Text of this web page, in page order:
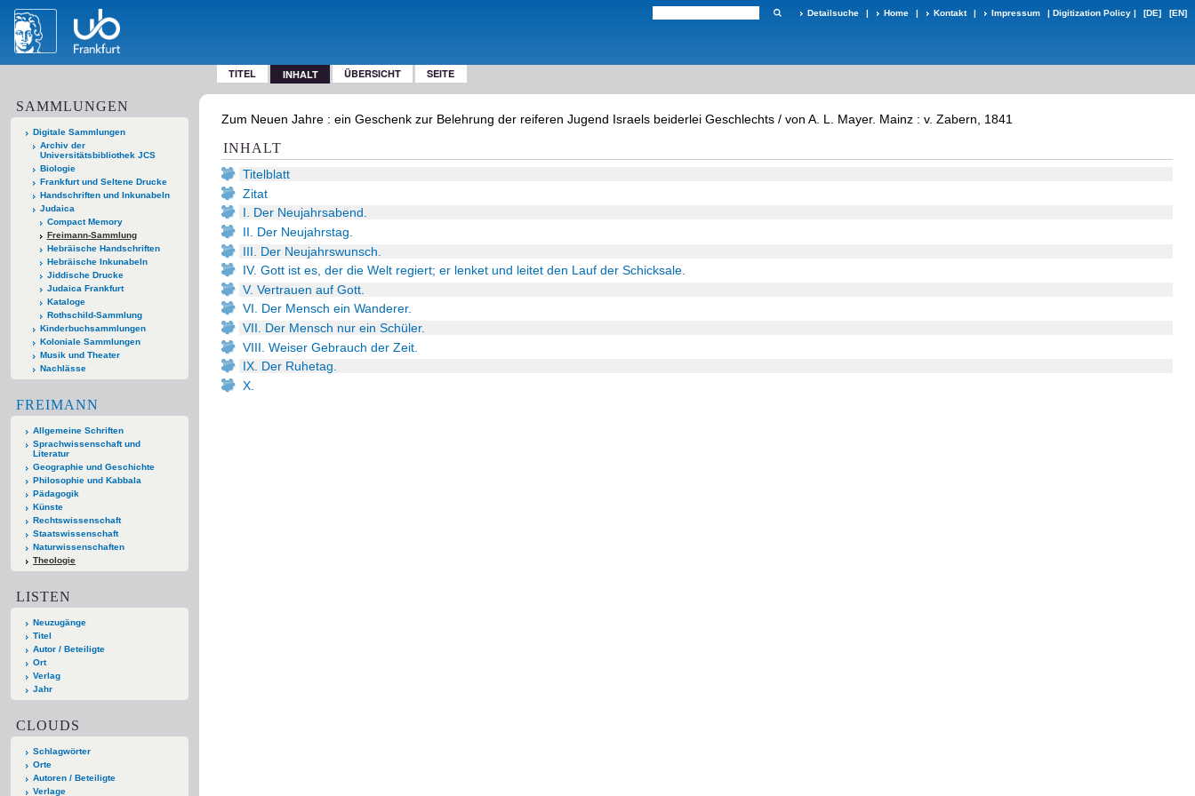
Detailsuche | Home | Kontakt | Impressum | Digitization Policy | [DE] [EN]
TITEL INHALT ÜBERSICHT SEITE
SAMMLUNGEN
Digitale Sammlungen
Archiv der
Universitätsbibliothek JCS
Biologie
Frankfurt und Seltene Drucke
Handschriften und Inkunabeln
Judaica
Compact Memory
Freimann-Sammlung
Hebräische Handschriften
Hebräische Inkunabeln
Jiddische Drucke
Judaica Frankfurt
Kataloge
Rothschild-Sammlung
Kinderbuchsammlungen
Koloniale Sammlungen
Musik und Theater
Nachlässe
FREIMANN
Allgemeine Schriften
Sprachwissenschaft und
Literatur
Geographie und Geschichte
Philosophie und Kabbala
Pädagogik
Künste
Rechtswissenschaft
Staatswissenschaft
Naturwissenschaften
Theologie
LISTEN
Neuzugänge
Titel
Autor / Beteiligte
Ort
Verlag
Jahr
CLOUDS
Schlagwörter
Orte
Autoren / Beteiligte
Verlage
Zum Neuen Jahre : ein Geschenk zur Belehrung der reiferen Jugend Israels beiderlei Geschlechts / von A. L. Mayer. Mainz : v. Zabern, 1841
INHALT
Titelblatt
Zitat
I. Der Neujahrsabend.
II. Der Neujahrstag.
III. Der Neujahrswunsch.
IV. Gott ist es, der die Welt regiert; er lenket und leitet den Lauf der Schicksale.
V. Vertrauen auf Gott.
VI. Der Mensch ein Wanderer.
VII. Der Mensch nur ein Schüler.
VIII. Weiser Gebrauch der Zeit.
IX. Der Ruhetag.
X.